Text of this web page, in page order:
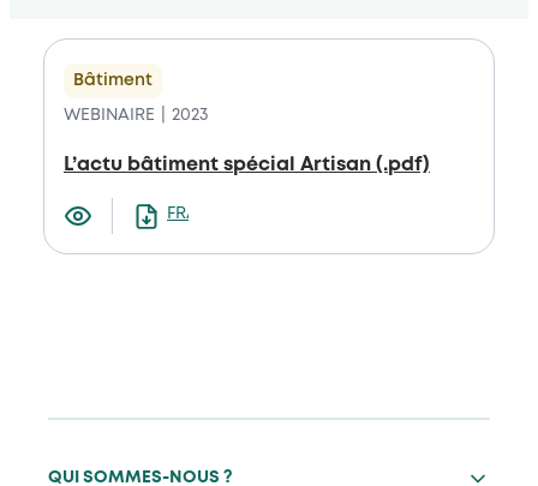
Bâtiment
WEBINAIRE 2023
L’actu bâtiment spécial Artisan (.pdf)
FRANCAIS
QUI SOMMES-NOUS ?